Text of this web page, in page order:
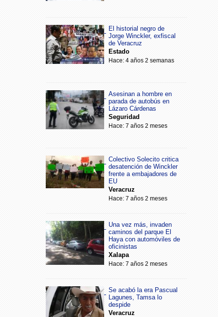
El historial negro de
Jorge Winckler, exfiscal
de Veracruz
Estado
Hace: 4 años 2 semanas
Asesinan a hombre en
parada de autobús en
Lázaro Cárdenas
Seguridad
Hace: 7 años 2 meses
Colectivo Solecito critica
desatención de Winckler
frente a embajadores de
EU
Veracruz
Hace: 7 años 2 meses
Una vez más, invaden
caminos del parque El
Haya con automóviles de
oficinistas
Xalapa
Hace: 7 años 2 meses
Se acabó la era Pascual
Lagunes, Tamsa lo
despide
Veracruz